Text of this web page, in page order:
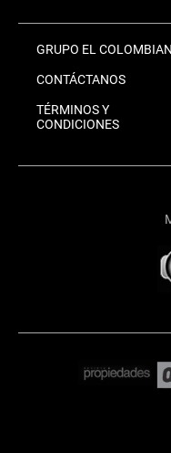
GRUPO EL
CONTÁCTANOS
TÉRMINOS Y
CONDICIONES